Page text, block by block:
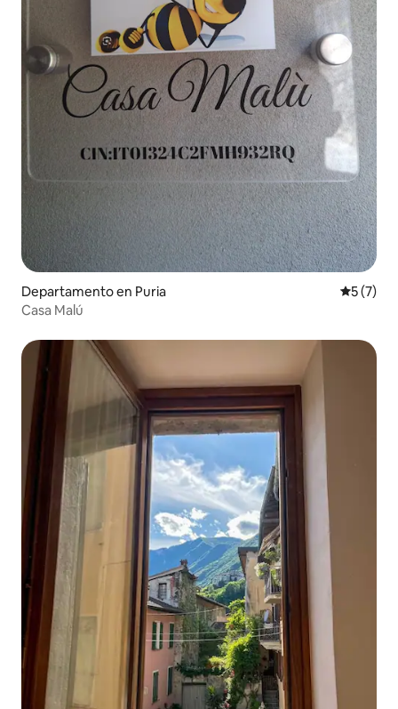
Departamento en Puria
5 (7)
Casa Malú